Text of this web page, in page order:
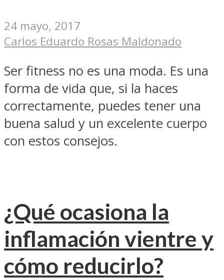
24 mayo, 2017
Carlos Eduardo Rosas Maldonado
Ser fitness no es una moda. Es una
forma de vida que, si la haces
correctamente, puedes tener una
buena salud y un excelente cuerpo
con estos consejos.
¿Qué ocasiona la
inflamación vientre y
cómo reducirlo?